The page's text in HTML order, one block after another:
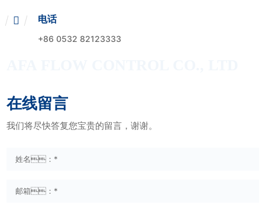
电话
+86 0532 82123333
在线留言
我们将尽快答复您宝贵的留言，谢谢。